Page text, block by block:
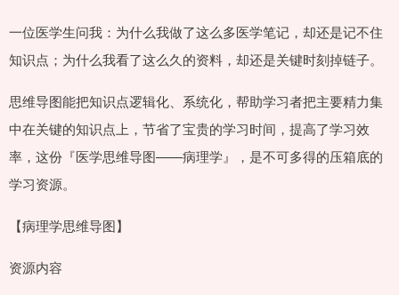
一位医学生问我：为什么我做了这么多医学笔记，却还是记不住
知识点；为什么我看了这么久的资料，却还是关键时刻掉链子。
思维导图能把知识点逻辑化、系统化，帮助学习者把主要精力集
中在关键的知识点上，节省了宝贵的学习时间，提高了学习效
率，这份『医学思维导图——病理学』，是不可多得的压箱底的
学习资源。
【病理学思维导图】
资源内容